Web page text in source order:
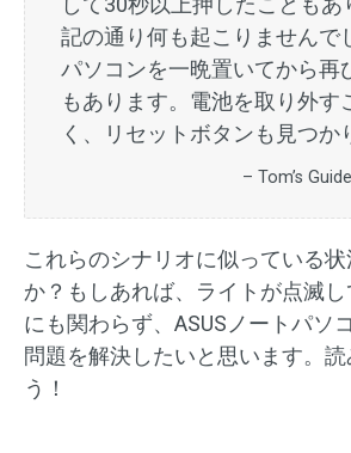
記の通り何も起こりませんで
パソコンを一晩置いてから再
もあります。電池を取り外す
く、リセットボタンも見つか
– Tom’s
これらのシナリオに似っている
か？もしあれば、ライトが点滅
にも関わらず、ASUSノートパソ
問題を解決したいと思います。読
う！